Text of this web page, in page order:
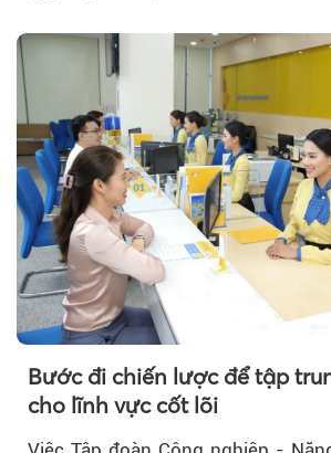
Bước đi chiến lược để tập
cho lĩnh vực cốt lõi